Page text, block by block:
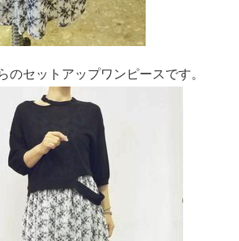
のセットアップワンピースです。